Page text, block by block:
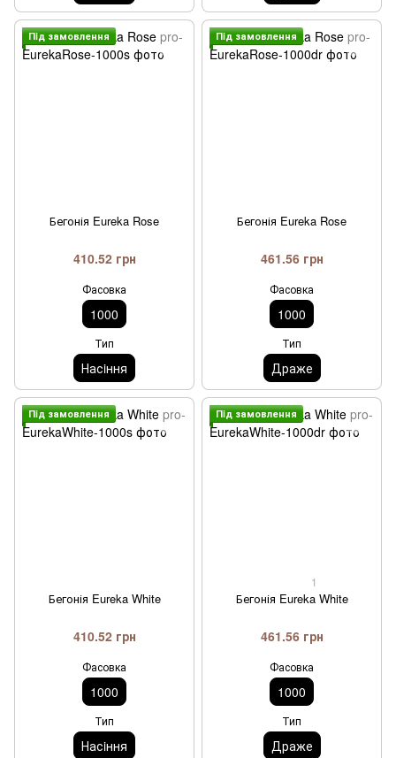
Пiд замовлення
Бегонія Eureka Rose
410.52 грн
Фасовка
1000
Тип
Насiння
Пiд замовлення
Бегонія Eureka Rose
461.56 грн
Фасовка
1000
Тип
Драже
Пiд замовлення
Бегонія Eureka White
410.52 грн
Фасовка
1000
Тип
Насiння
Пiд замовлення
1
Бегонія Eureka White
461.56 грн
Фасовка
1000
Тип
Драже